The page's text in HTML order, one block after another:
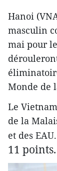
Hanoi
masculin
mai pour
Monde de
Le
de la
et des
11 points.